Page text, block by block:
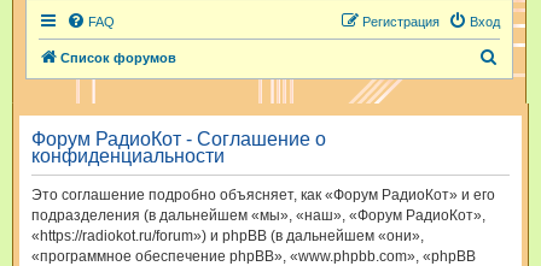
FAQ Вход
Регистрация
Список форумов
и
к
Форум РадиоКот - Соглашение о
конфиденциальности
Это соглашение подробно объясняет, как «Форум РадиоКот» и его
подразделения (в дальнейшем «мы», «наш», «Форум РадиоКот»,
«https://radiokot.ru/forum») и phpBB (в дальнейшем «они»,
«программное обеспечение phpBB», «www.phpbb.com», «phpBB